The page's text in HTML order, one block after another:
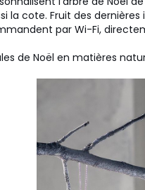
la cote. Fruit des
par Wi-Fi,
de Noël en matières